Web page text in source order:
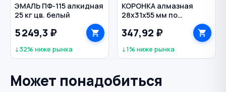
ЭМАЛЬ ПФ-115 алкидная
25 кг цв. белый
5 249,3 ₽
↓32% ниже рынка
КОРОНКА алмазная
28х31х55 мм по
керамике и стеклу с
центрирующим
VERTEXTOOLS
347,92 ₽
↓1% ниже рынка
Может понадобиться